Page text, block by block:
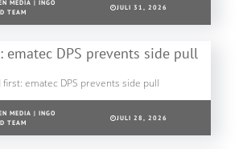
MEDIA | INGO
TEAM
JULI 31, 2026
first: ematec DPS prevents side pull
MEDIA | INGO
TEAM
JULI 28, 2026